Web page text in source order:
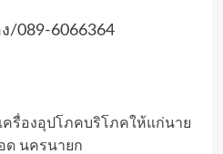
/089-6066364
ครื่องอุปโภคบริโภคให้แก่นาย
ด นครนายก